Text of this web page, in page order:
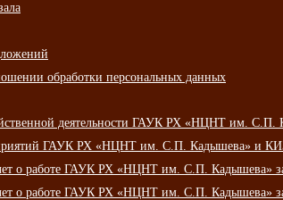
обработки персональных данных
деятельности ГАУК РХ «НЦНТ им. С.П.
ГАУК РХ «НЦНТ им. С.П. Кадышева» и
о работе ГАУК РХ «НЦНТ им. С.П. Кадышева»
о работе ГАУК РХ «НЦНТ им. С.П. Кадышева»